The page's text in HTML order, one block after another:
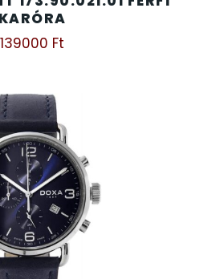
KARÓRA
139000 Ft